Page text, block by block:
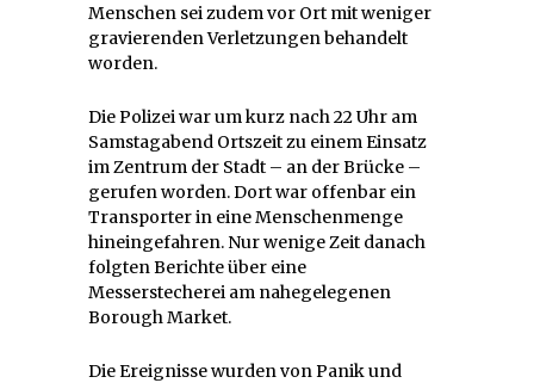
Menschen sei zudem vor Ort mit weniger
gravierenden Verletzungen behandelt
worden.
Die Polizei war um kurz nach 22 Uhr am
Samstagabend Ortszeit zu einem Einsatz
im Zentrum der Stadt – an der Brücke –
gerufen worden. Dort war offenbar ein
Transporter in eine Menschenmenge
hineingefahren. Nur wenige Zeit danach
folgten Berichte über eine
Messerstecherei am nahegelegenen
Borough Market.
Die Ereignisse wurden von Panik und